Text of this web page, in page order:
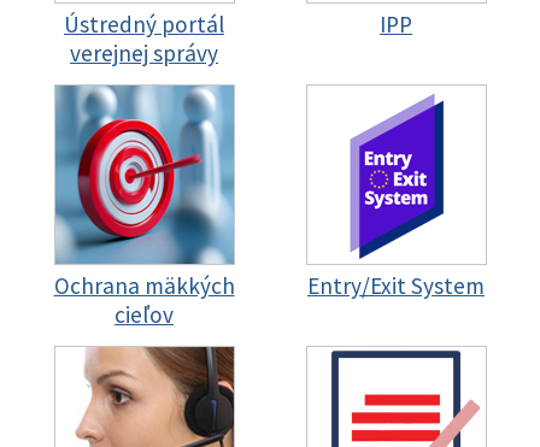
Ústredný portál
verejnej správy
IPP
Ochrana mäkkých
cieľov
Entry/Exit System